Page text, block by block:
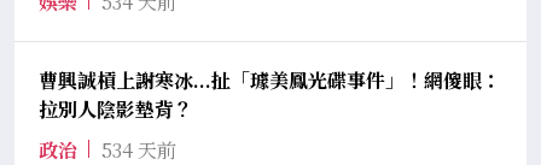
曹興誠槓上謝寒冰...扯「璩美鳳光碟事件」！網傻眼：
拉別人陰影墊背？
政治
534 天前